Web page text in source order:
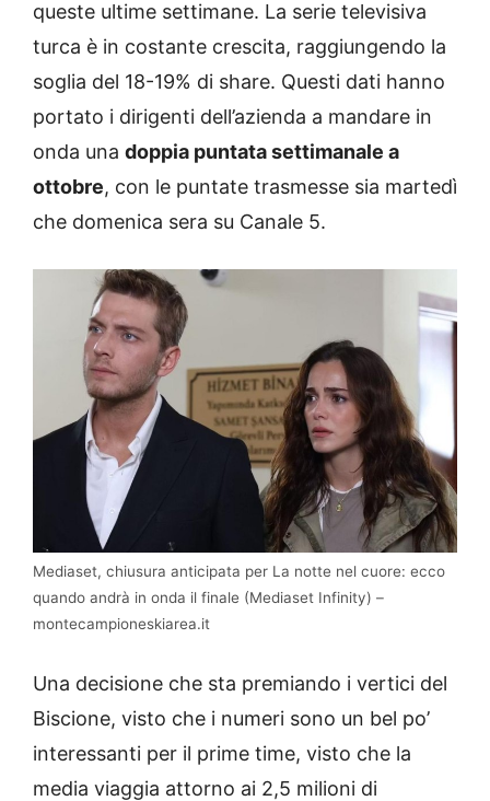
queste ultime settimane. La serie televisiva
turca è in costante crescita, raggiungendo la
soglia del 18-19% di share. Questi dati hanno
portato i dirigenti dell’azienda a mandare in
onda una doppia puntata settimanale a
ottobre, con le puntate trasmesse sia martedì
che domenica sera su Canale 5.
Mediaset, chiusura anticipata per La notte nel cuore: ecco
quando andrà in onda il finale (Mediaset Infinity) –
montecampioneskiarea.it
Una decisione che sta premiando i vertici del
Biscione, visto che i numeri sono un bel po’
interessanti per il prime time, visto che la
media viaggia attorno ai 2,5 milioni di